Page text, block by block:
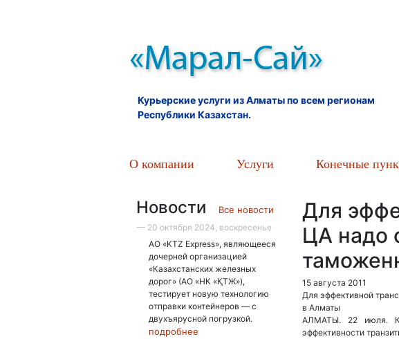
Курьерские услуги из Алматы по всем регионам
Республики Казахстан.
О компании Услуги Конечные
Новости Все новости
— 20 октября 2024, воскресенье
АО «KTZ Express», являющееся
дочерней организацией
«Казахстанских железных
дорог» (АО «НК «ҚТЖ»),
тестирует новую технологию
отправки контейнеров — с
двухъярусной погрузкой.
подробнее
Для
ЦА надо
15 августа 2011
Для эффективной
в Алматы
АЛМАТЫ. 22 июля.
эффективности